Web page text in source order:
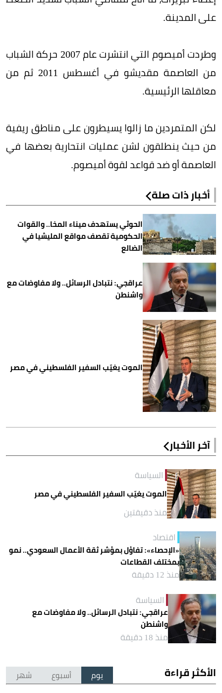
على المدينة.
وطردت أميصوم التي انتشرت عام 2007 حركة الشباب
من العاصمة مقديشو في أغسطس 2011 ثم من
معاقلها الرئيسية.
لكن المتمردين ما زالوا يسيطرون على مناطق ريفية
من حيث ينطلقون لشن عمليات انتحارية بعضها في
العاصمة أو ضد قواعد لقوة أميصوم.
أخبار ذات صلة
الحوثي يستهدف ميناء المخا.. والقوات
الحكومية تقصف مواقع المليشيا في
الضالع
عراقجي: نتبادل الرسائل.. ولا مفاوضات مع
واشنطن
الموت يغيّب السفير الفلسطيني في مصر
آخر الأخبار
السياسة
الموت يغيّب السفير الفلسطيني في مصر
منذ دقيقتين
اقتصاد
«الإحصاء»: تفاؤل بمؤشر ثقة الأعمال السعودي.. نمو
بمختلف القطاعات
منذ 12 دقيقة
السياسة
عراقجي: نتبادل الرسائل.. ولا مفاوضات مع
واشنطن
منذ 18 دقيقة
الأكثر قراءة يوم أسبوع شهر